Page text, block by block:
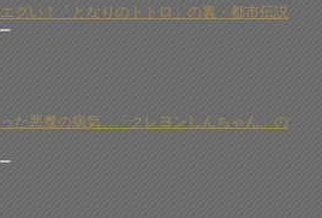
グい！「となりのトトロ」の裏・都市伝説
た悪魔の病気…「クレヨンしんちゃん」の